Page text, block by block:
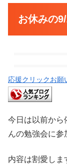
お休みの
応援クリックお願
今日は以前から
んの勉強会に参
内容は割愛しま